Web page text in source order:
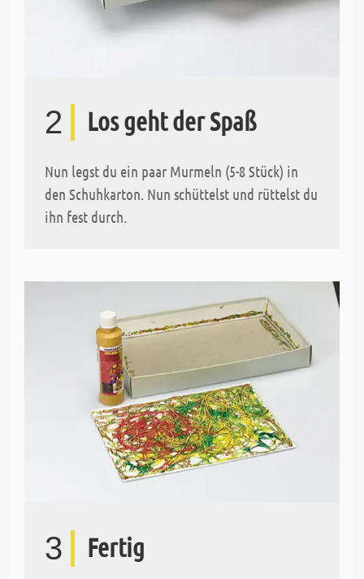
2 Los geht der Spaß
Nun legst du ein paar Murmeln (5-8 Stück) in
den Schuhkarton. Nun schüttelst und rüttelst du
ihn fest durch.
3 Fertig